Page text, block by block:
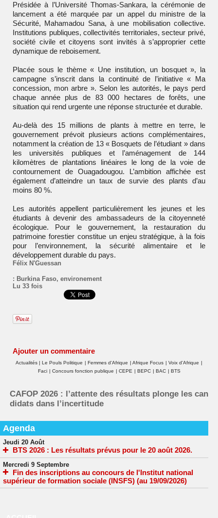
Présidée à l’Université Thomas-Sankara, la cérémonie de
lancement a été marquée par un appel du ministre de la
Sécurité, Mahamadou Sana, à une mobilisation collective.
Institutions publiques, collectivités territoriales, secteur privé,
société civile et citoyens sont invités à s’approprier cette
dynamique de reboisement.
Placée sous le thème « Une institution, un bosquet », la
campagne s’inscrit dans la continuité de l’initiative « Ma
concession, mon arbre ». Selon les autorités, le pays perd
chaque année plus de 83 000 hectares de forêts, une
situation qui rend urgente une réponse structurée et durable.
Au-delà des 15 millions de plants à mettre en terre, le
gouvernement prévoit plusieurs actions complémentaires,
notamment la création de 13 « Bosquets de l’étudiant » dans
les universités publiques et l’aménagement de 144
kilomètres de plantations linéaires le long de la voie de
contournement de Ouagadougou. L’ambition affichée est
également d’atteindre un taux de survie des plants d’au
moins 80 %.
Les autorités appellent particulièrement les jeunes et les
étudiants à devenir des ambassadeurs de la citoyenneté
écologique. Pour le gouvernement, la restauration du
patrimoine forestier constitue un enjeu stratégique, à la fois
pour l’environnement, la sécurité alimentaire et le
développement durable du pays.
Félix N'Guessan
: Burkina Faso, environement
Lu 33 fois
Ajouter un commentaire
Actualités Le Pouls Politique Femmes d'Afrique Afrique Focus Voix d'Afrique
Faci
Concours fonction publique CEPE BEPC BAC BTS
CAFOP 2026 : l’attente des résultats plonge les can
didats dans l’incertitude
Agenda
Jeudi 20 Août
BTS 2026 : Les résultats prévus pour le 20 août 2026.
Mercredi 9 Septembre
Fin des inscriptions au concours de l'Institut national
supérieur de formation sociale (INSFS) (au 19/09/2026)